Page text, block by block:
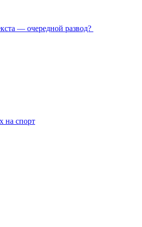
— очередной развод?
на спорт